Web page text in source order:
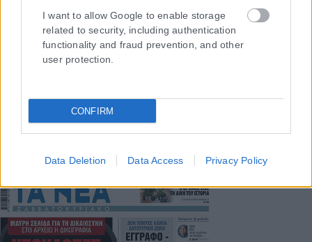
I want to allow Google to enable storage
related to security, including authentication
functionality and fraud prevention, and other
user protection.
CONFIRM
Data Deletion Data Access Privacy Policy
αντιμετώπιση του παράνομου περιεχομένου στο διαδίκτυο (L 63).
ΤΑ ΠΡΩΤΟΣΕΛΙΔΑ ΣΗΜΕΡΑ